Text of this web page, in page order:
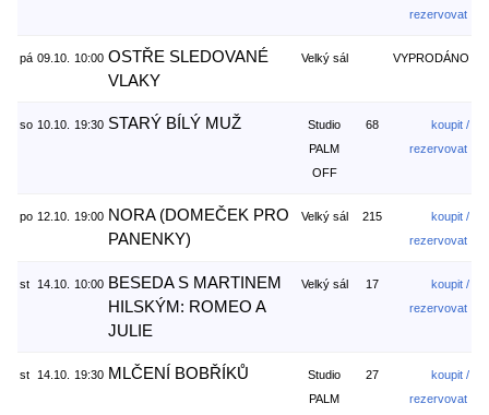
rezervovat
pá 09.10. 10:00 OSTŘE SLEDOVANÉ
VLAKY
Velký sál VYPRODÁNO
so 10.10. 19:30 STARÝ BÍLÝ MUŽ
Studio
PALM
OFF
68
koupit /
rezervovat
po 12.10. 19:00 NORA (DOMEČEK PRO
PANENKY)
Velký sál 215
koupit /
rezervovat
st 14.10. 10:00 BESEDA S MARTINEM
HILSKÝM: ROMEO A
JULIE
Velký sál 17
koupit /
rezervovat
st 14.10. 19:30 MLČENÍ BOBŘÍKŮ
Studio
PALM
27
koupit /
rezervovat